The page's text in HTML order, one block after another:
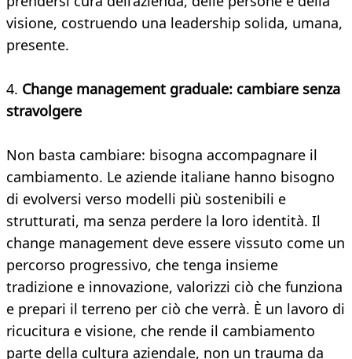
visione, costruendo una leadership solida, umana,
presente.
4. Change management graduale: cambiare senza
stravolgere
Non basta cambiare: bisogna accompagnare il
cambiamento. Le aziende italiane hanno bisogno
di evolversi verso modelli più sostenibili e
strutturati, ma senza perdere la loro identità. Il
change management deve essere vissuto come un
percorso progressivo, che tenga insieme
tradizione e innovazione, valorizzi ciò che funziona
e prepari il terreno per ciò che verrà. È un lavoro di
ricucitura e visione, che rende il cambiamento
parte della cultura aziendale, non un trauma da